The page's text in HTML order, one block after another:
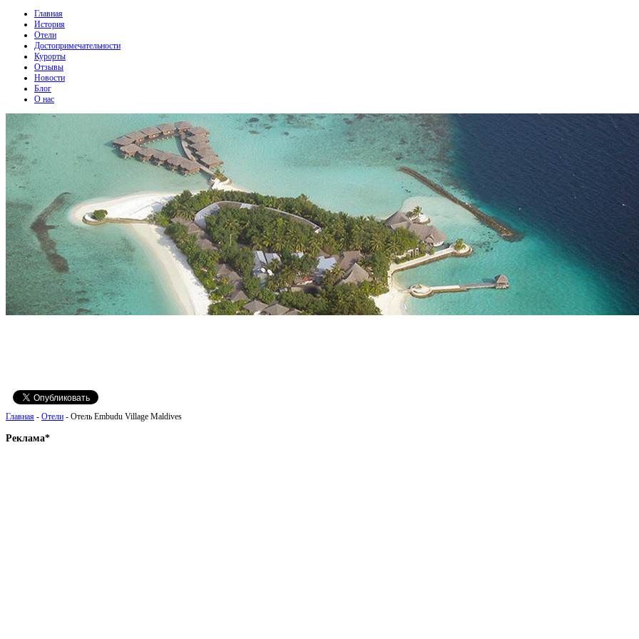
Главная
История
Отели
Достопримечательности
Курорты
Отзывы
Новости
Блог
О нас
Главная - Отели - Отель Embudu Village Maldives
Реклама*